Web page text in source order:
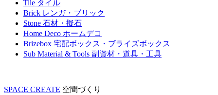
Tile タイル
Brick レンガ・ブリック
Stone 石材・擬石
Home Deco ホームデコ
Brizebox 宅配ボックス・ブライズボックス
Sub Material & Tools 副資材・道具・工具
SPACE CREATE 空間づくり